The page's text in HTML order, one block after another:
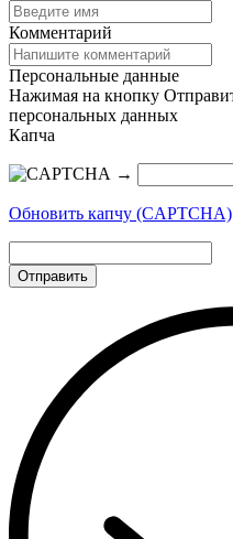
Комментарий
Персональные данные
Нажимая на кнопку
персональных данных
Капча
→
Обновить капчу (CAPTCHA)
Отправить